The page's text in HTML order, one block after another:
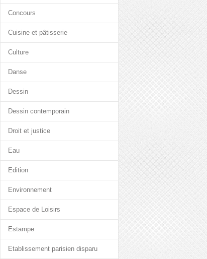
Concours
Cuisine et pâtisserie
Culture
Danse
Dessin
Dessin contemporain
Droit et justice
Eau
Edition
Environnement
Espace de Loisirs
Estampe
Etablissement parisien disparu